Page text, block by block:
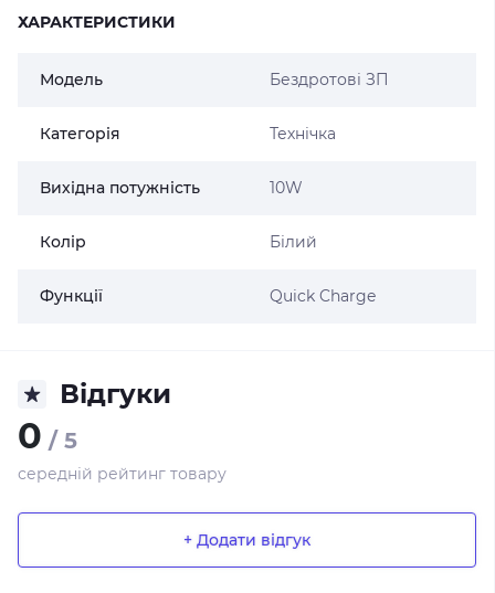
ХАРАКТЕРИСТИКИ
Модель Бездротові ЗП
Категорія Технічка
Вихідна потужність 10W
Колір Білий
Функції Quick Charge
Відгуки
0 / 5
середній рейтинг товару
+ Додати відгук